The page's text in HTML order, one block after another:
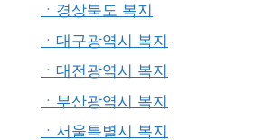
ㆍ경상북도 복지
ㆍ대구광역시 복지
ㆍ대전광역시 복지
ㆍ부산광역시 복지
ㆍ서울특별시 복지